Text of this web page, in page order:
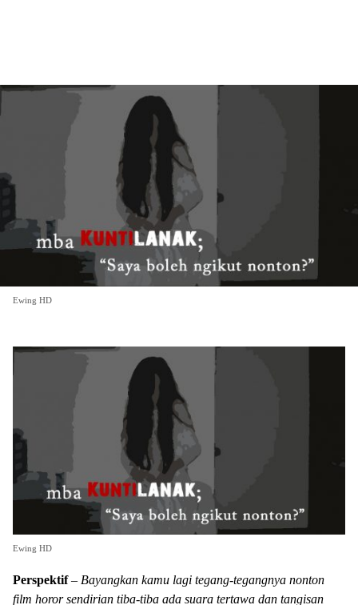
Ewing HD
Ewing HD
Perspektif– Bayangkan kamu lagi tegang-tegangnya nonton
film horor sendirian tiba-tiba ada suara tertawa dan tangisan